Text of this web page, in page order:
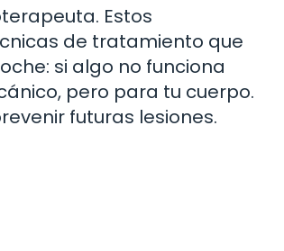
Estos
de tratamiento que
si algo no funciona
pero para tu cuerpo.
futuras lesiones.